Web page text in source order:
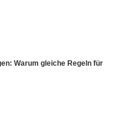
Warum gleiche Regeln für